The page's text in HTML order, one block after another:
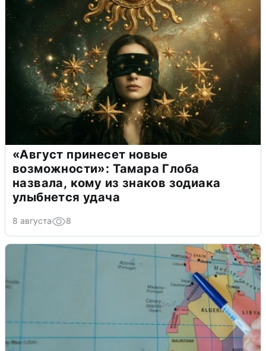
«Август принесет новые
возможности»: Тамара Глоба
назвала, кому из знаков зодиака
улыбнется удача
8 августа 8